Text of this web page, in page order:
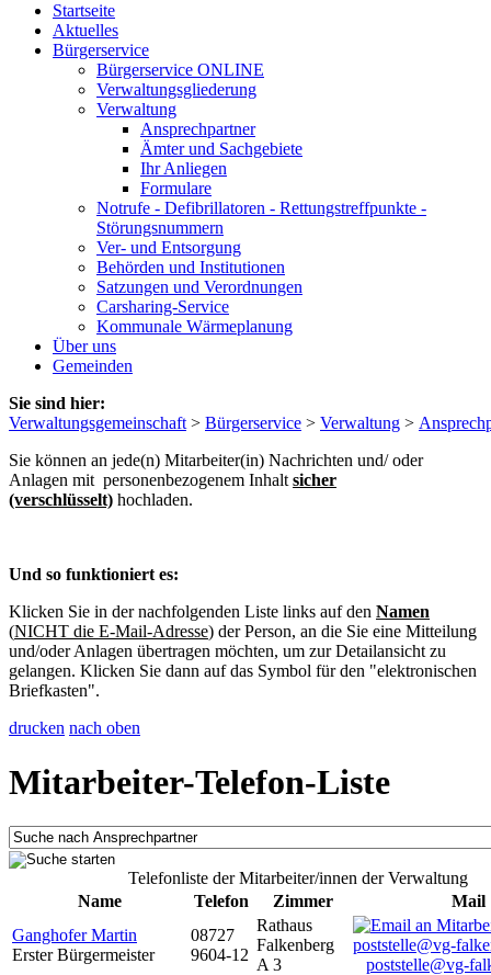
Startseite
Aktuelles
Bürgerservice
Bürgerservice ONLINE
Verwaltungsgliederung
Verwaltung
Ansprechpartner
Ämter und Sachgebiete
Ihr Anliegen
Formulare
Notrufe - Defibrillatoren - Rettungstreffpunkte -
Störungsnummern
Ver- und Entsorgung
Behörden und Institutionen
Satzungen und Verordnungen
Carsharing-Service
Kommunale Wärmeplanung
Über uns
Gemeinden
Sie sind hier:
Verwaltungsgemeinschaft > Bürgerservice > Verwaltung >
Sie können an jede(n) Mitarbeiter(in) Nachrichten und/ oder
Anlagen mit personenbezogenem Inhalt sicher
(verschlüsselt) hochladen.
Und so funktioniert es:
Klicken Sie in der nachfolgenden Liste links auf den Namen
(NICHT die E-Mail-Adresse) der Person, an die Sie eine Mitteilung
und/oder Anlagen übertragen möchten, um zur Detailansicht zu
gelangen. Klicken Sie dann auf das Symbol für den "elektronischen
Briefkasten".
drucken nach oben
Mitarbeiter-Telefon-Liste
Telefonliste der Mitarbeiter/innen der Verwaltung
Name
Telefon Zimmer
Mail
Ganghofer Martin
Erster Bürgermeister
08727
9604-12
Rathaus
Falkenberg
A 3
poststelle@vg-